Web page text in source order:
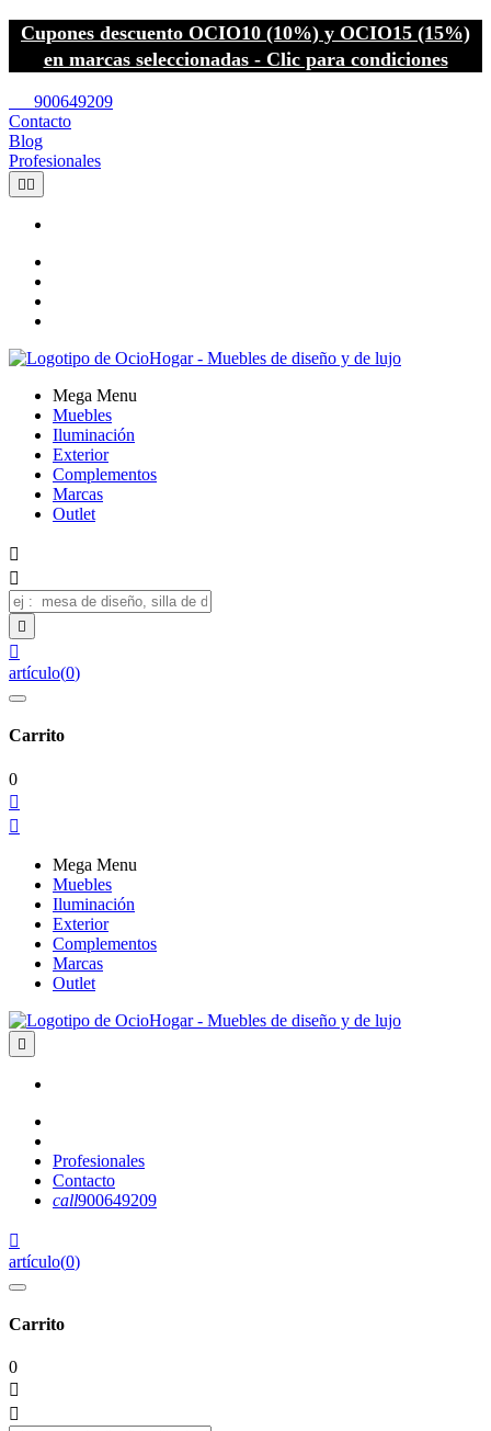
Cupones descuento OCIO10 (10%) y OCIO15 (15%)
en marcas seleccionadas - Clic para condiciones
900649209
Contacto
Blog
Profesionales
 
Mega Menu
Muebles
Iluminación
Exterior
Complementos
Marcas
Outlet




artículo(0)
Carrito
0


Mega Menu
Muebles
Iluminación
Exterior
Complementos
Marcas
Outlet

Profesionales
Contacto
call900649209

artículo(0)
Carrito
0

